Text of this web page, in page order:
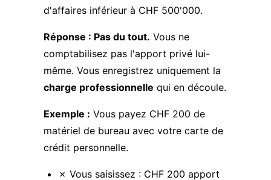
d'affaires inférieur à CHF 500'000.
Réponse : Pas du tout. Vous ne
comptabilisez pas l'apport privé lui-
même. Vous enregistrez uniquement la
charge professionnelle qui en découle.
Exemple : Vous payez CHF 200 de
matériel de bureau avec votre carte de
crédit personnelle.
✗ Vous saisissez : CHF 200 apport